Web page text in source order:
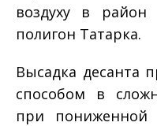
воздуху в
полигон Татарка.
Высадка десанта
способом в
при пониженной